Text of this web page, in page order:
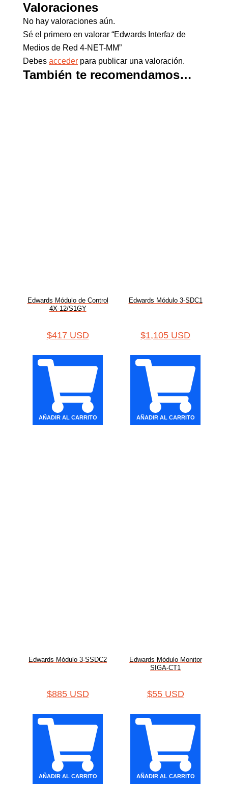
Valoraciones
No hay valoraciones aún.
Sé el primero en valorar “Edwards Interfaz de
Medios de Red 4-NET-MM”
Debes acceder para publicar una valoración.
También te recomendamos…
Edwards Módulo de Control
4X-12/S1GY
$417 USD
AÑADIR AL CARRITO
Edwards Módulo 3-SDC1
$1,105 USD
AÑADIR AL CARRITO
Edwards Módulo 3-SSDC2
$885 USD
AÑADIR AL CARRITO
Edwards Módulo Monitor
SIGA-CT1
$55 USD
AÑADIR AL CARRITO